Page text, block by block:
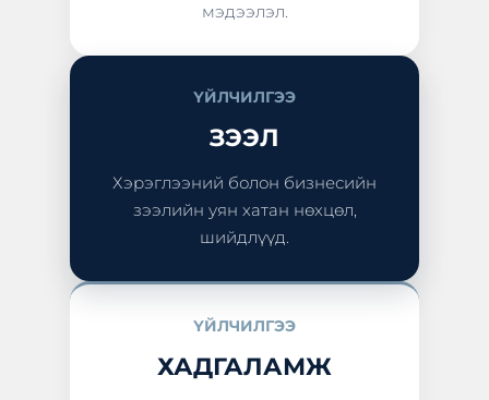
мэдээлэл.
ҮЙЛЧИЛГЭЭ
ЗЭЭЛ
Хэрэглээний болон бизнесийн
зээлийн уян хатан нөхцөл,
шийдлүүд.
ҮЙЛЧИЛГЭЭ
ХАДГАЛАМЖ